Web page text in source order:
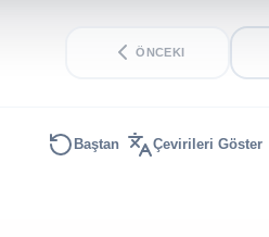
ÖNCEKI
Baştan Çevirileri Göster